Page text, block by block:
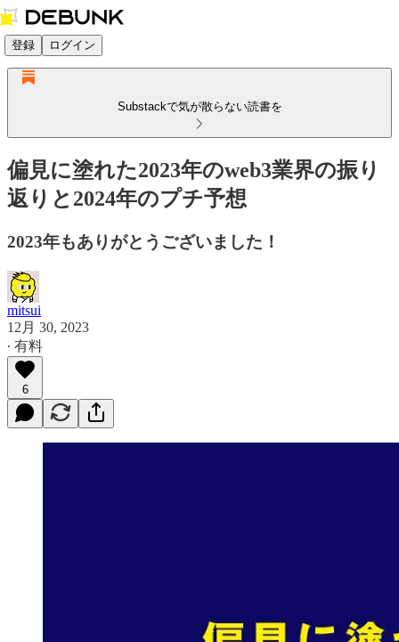
登録 ログイン
Substackで気が散らない読書を
偏見に塗れた2023年のweb3業界の振り
返りと2024年のプチ予想
2023年もありがとうございました！
mitsui
12月 30, 2023
∙ 有料
6